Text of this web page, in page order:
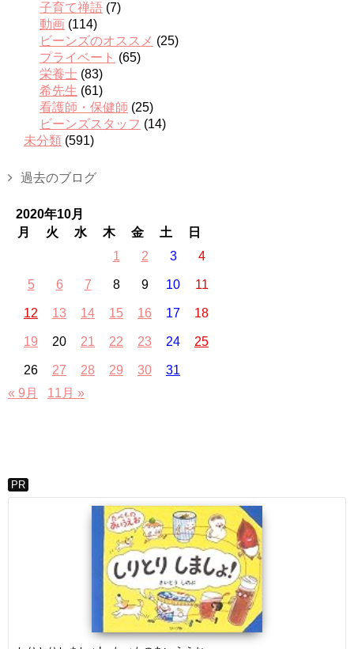
子育て禅語 (7)
動画 (114)
ビーンズのオススメ (25)
プライベート (65)
栄養士 (83)
希先生 (61)
看護師・保健師 (25)
ビーンズスタッフ (14)
未分類 (591)
過去のブログ
2020年10月
月
火 水 木 金 土
日
1
2 3 4
5 6 7 8 9 10 11
12 13 14 15 16 17 18
19 20 21 22 23 24 25
26 27 28 29 30
31
« 9月
11月 »
PR